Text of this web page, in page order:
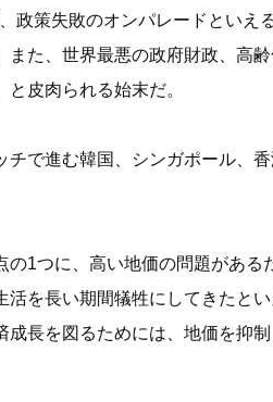
政策失敗のオンパレードとい
た、世界最悪の政府財政、高
皮肉られる始末だ。
で進む韓国、シンガポール、
1つに、高い地価の問題があ
を長い期間犠牲にしてきたと
長を図るためには、地価を抑